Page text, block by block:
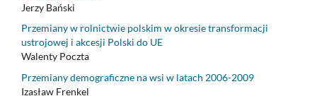
Jerzy Bański
Przemiany w rolnictwie polskim w okresie transformacji
ustrojowej i akcesji Polski do UE
Walenty Poczta
Przemiany demograficzne na wsi w latach 2006-2009
Izasław Frenkel